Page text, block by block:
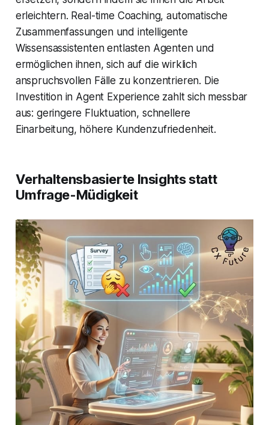
erleichtern. Real-time Coaching, automatische
Zusammenfassungen und intelligente
Wissensassistenten entlasten Agenten und
ermöglichen ihnen, sich auf die wirklich
anspruchsvollen Fälle zu konzentrieren. Die
Investition in Agent Experience zahlt sich messbar
aus: geringere Fluktuation, schnellere
Einarbeitung, höhere Kundenzufriedenheit.
Verhaltensbasierte Insights statt
Umfrage-Müdigkeit